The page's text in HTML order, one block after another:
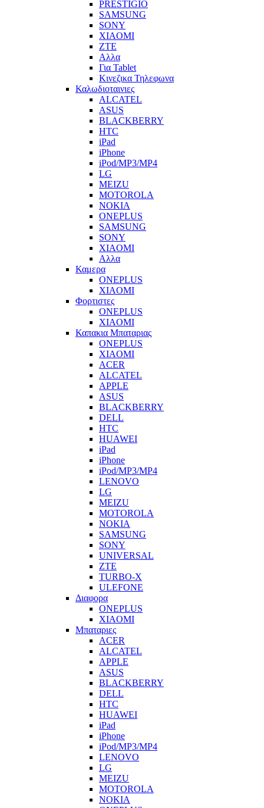
PRESTIGIO
SAMSUNG
SONY
XIAOMI
ZTE
Αλλα
Για Tablet
Κινεζικα Τηλεφωνα
Καλωδιοταινιες
ALCATEL
ASUS
BLACKBERRY
HTC
iPad
iPhone
iPod/MP3/MP4
LG
MEIZU
MOTOROLA
NOKIA
ONEPLUS
SAMSUNG
SONY
XIAOMI
Αλλα
Καμερα
ONEPLUS
XIAOMI
Φορτιστες
ONEPLUS
XIAOMI
Καπακια Μπαταριας
ONEPLUS
XIAOMI
ACER
ALCATEL
APPLE
ASUS
BLACKBERRY
DELL
HTC
HUAWEI
iPad
iPhone
iPod/MP3/MP4
LENOVO
LG
MEIZU
MOTOROLA
NOKIA
SAMSUNG
SONY
UNIVERSAL
ZTE
TURBO-X
ULEFONE
Διαφορα
ONEPLUS
XIAOMI
Μπαταριες
ACER
ALCATEL
APPLE
ASUS
BLACKBERRY
DELL
HTC
HUAWEI
iPad
iPhone
iPod/MP3/MP4
LENOVO
LG
MEIZU
MOTOROLA
NOKIA